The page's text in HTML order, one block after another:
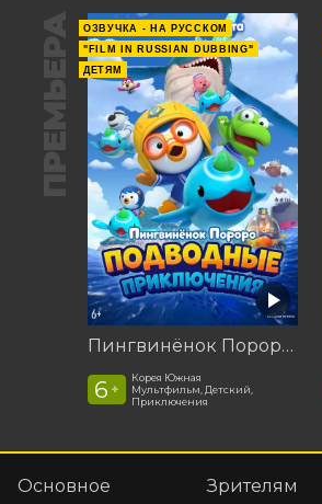
ПРЕМЬЕРА
ОЗВУЧКА - НА РУССКОМ
"FILM IN RUSSIAN DUBBING"
ДЕТЯМ
Пингвинёнок Пороро: Подводные приключения
6 +
Корея Южная
Мультфильм, Детский,
Приключения
Основное Зрителям